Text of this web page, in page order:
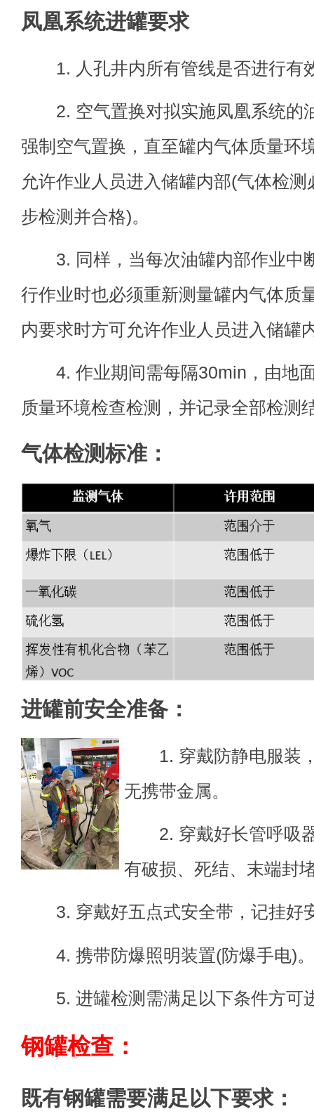
凤凰系统进罐要求
1. 人孔井内所有管线是否进行有
2. 空气置换对拟实施凤凰系统的
强制空气置换，直至罐内气体质量环
允许作业人员进入储罐内部(气体检
步检测并合格)。
3. 同样，当每次油罐内部作业中
行作业时也必须重新测量罐内气体质
内要求时方可允许作业人员进入储罐
4. 作业期间需每隔30min，由地
质量环境检查检测，并记录全部检测
气体检测标准：
进罐前安全准备：
1. 穿戴防静电服装，
无携带金属。
2. 穿戴好长管呼吸器
有破损、死结、末端封
3. 穿戴好五点式安全带，记挂好
4. 携带防爆照明装置(防爆手电)。
5. 进罐检测需满足以下条件方可
钢罐检查：
既有钢罐需要满足以下要求：